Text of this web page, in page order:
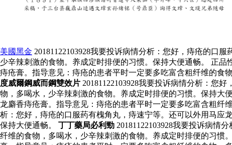
美國黑金 20181122103928我要投诉病情分析：您好，痔疮的口
少辛辣刺激的食物。养成定时排便的习惯。保持大便通畅。 正品
痔疮膏。指导意见：痔疮的患者平时一定要多吃富含粗纤维的食
度威爾鋼威而鋼雙效片 20181122103928我要投诉病情分析：您
物，多喝水，少辛辣刺激的食物。养成定时排便的习惯。保持大
龙麝香痔疮膏。指导意见：痔疮的患者平时一定要多吃富含粗纤
析：您好，痔疮的口服药有槐角丸，痔速宁等。还可以外用马应
保持大便通畅。 丁丁藥局必利勁 20181122103928我要投诉病情
纤维的食物，多喝水，少辛辣刺激的食物。养成定时排便的习惯